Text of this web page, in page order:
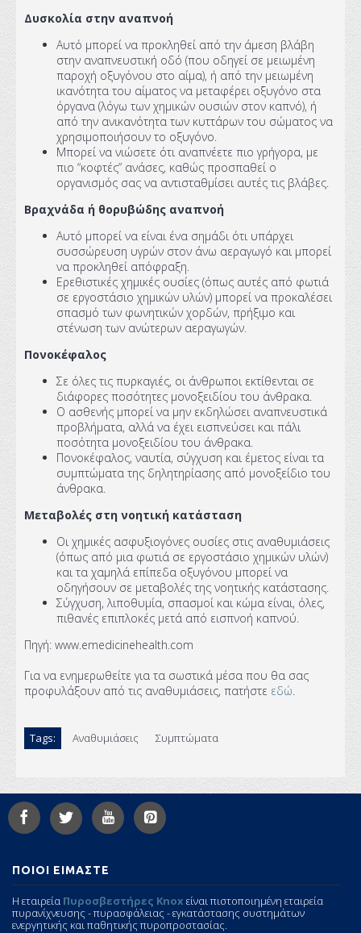
Δυσκολία στην αναπνοή
Αυτό μπορεί να προκληθεί από την άμεση βλάβη
στην αναπνευστική οδό (που οδηγεί σε μειωμένη
παροχή οξυγόνου στο αίμα), ή από την μειωμένη
ικανότητα του αίματος να μεταφέρει οξυγόνο στα
όργανα (λόγω των χημικών ουσιών στον καπνό), ή
από την ανικανότητα των κυττάρων του σώματος να
χρησιμοποιήσουν το οξυγόνο.
Μπορεί να νιώσετε ότι αναπνέετε πιο γρήγορα, με
πιο “κοφτές” ανάσες, καθώς προσπαθεί ο
οργανισμός σας να αντισταθμίσει αυτές τις βλάβες.
Βραχνάδα ή θορυβώδης αναπνοή
Αυτό μπορεί να είναι ένα σημάδι ότι υπάρχει
συσσώρευση υγρών στον άνω αεραγωγό και μπορεί
να προκληθεί απόφραξη.
Ερεθιστικές χημικές ουσίες (όπως αυτές από φωτιά
σε εργοστάσιο χημικών υλών) μπορεί να προκαλέσει
σπασμό των φωνητικών χορδών, πρήξιμο και
στένωση των ανώτερων αεραγωγών.
Πονοκέφαλος
Σε όλες τις πυρκαγιές, οι άνθρωποι εκτίθενται σε
διάφορες ποσότητες μονοξειδίου του άνθρακα.
Ο ασθενής μπορεί να μην εκδηλώσει αναπνευστικά
προβλήματα, αλλά να έχει εισπνεύσει και πάλι
ποσότητα μονοξειδίου του άνθρακα.
Πονοκέφαλος, ναυτία, σύγχυση και έμετος είναι τα
συμπτώματα της δηλητηρίασης από μονοξείδιο του
άνθρακα.
Μεταβολές στη νοητική κατάσταση
Οι χημικές ασφυξιογόνες ουσίες στις αναθυμιάσεις
(όπως από μια φωτιά σε εργοστάσιο χημικών υλών)
και τα χαμηλά επίπεδα οξυγόνου μπορεί να
οδηγήσουν σε μεταβολές της νοητικής κατάστασης.
Σύγχυση, λιποθυμία, σπασμοί και κώμα είναι, όλες,
πιθανές επιπλοκές μετά από εισπνοή καπνού.
Πηγή: www.emedicinehealth.com
Για να ενημερωθείτε για τα σωστικά μέσα που θα σας
προφυλάξουν από τις αναθυμιάσεις, πατήστε εδώ.
Tags: Αναθυμιάσεις Συμπτώματα
ΠΟΙΟΙ ΕΙΜΑΣΤΕ
Η εταιρεία Πυροσβεστήρες Knox είναι πιστοποιημένη εταιρεία
πυρανίχνευσης - πυρασφάλειας - εγκατάστασης συστημάτων
ενεργητικής και παθητικής πυροπροστασίας.